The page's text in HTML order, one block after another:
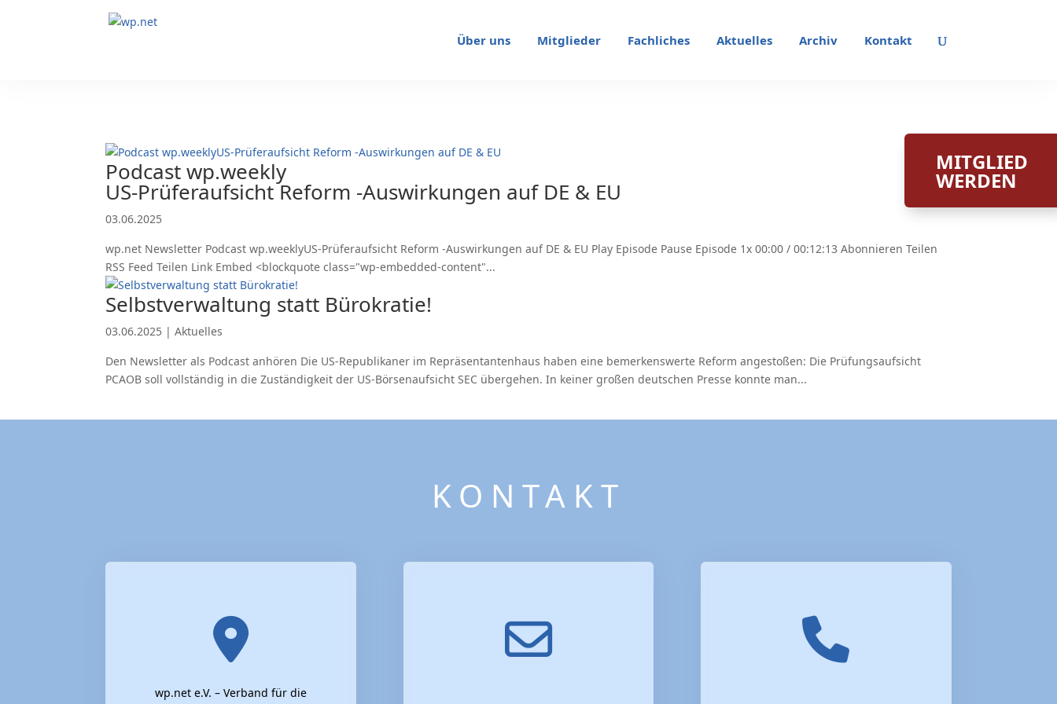
Über uns Mitglieder Fachliches Aktuelles Archiv Kontakt
Podcast wp.weekly
US-Prüferaufsicht Reform -Auswirkungen auf DE & EU
03.06.2025
wp.net Newsletter Podcast wp.weeklyUS-Prüferaufsicht Reform -Auswirkungen auf DE & EU Play Episode Pause Episode 1x 00:00 / 00:12:13 Abonnieren Teilen
RSS Feed Teilen Link Embed <blockquote class="wp-embedded-content"...
Selbstverwaltung statt Bürokratie!
03.06.2025 |Aktuelles
Den Newsletter als Podcast anhören Die US-Republikaner im Repräsentantenhaus haben eine bemerkenswerte Reform angestoßen: Die Prüfungsaufsicht
PCAOB soll vollständig in die Zuständigkeit der US-Börsenaufsicht SEC übergehen. In keiner großen deutschen Presse konnte man...
KONTAKT
wp.net e.V. – Verband für die
MITGLIED
WERDEN